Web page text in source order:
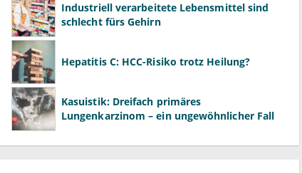
Industriell verarbeitete Lebensmittel sind
schlecht fürs Gehirn
Hepatitis C: HCC-Risiko trotz Heilung?
Kasuistik: Dreifach primäres
Lungenkarzinom – ein ungewöhnlicher Fall